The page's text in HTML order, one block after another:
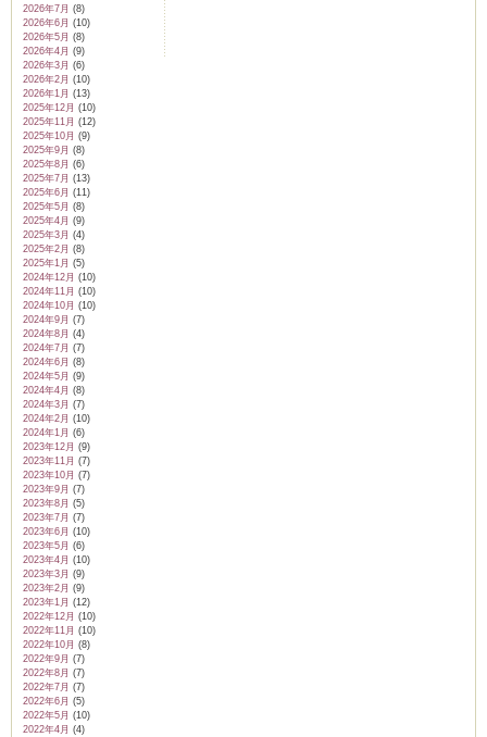
2026年7月 (8)
2026年6月 (10)
2026年5月 (8)
2026年4月 (9)
2026年3月 (6)
2026年2月 (10)
2026年1月 (13)
2025年12月 (10)
2025年11月 (12)
2025年10月 (9)
2025年9月 (8)
2025年8月 (6)
2025年7月 (13)
2025年6月 (11)
2025年5月 (8)
2025年4月 (9)
2025年3月 (4)
2025年2月 (8)
2025年1月 (5)
2024年12月 (10)
2024年11月 (10)
2024年10月 (10)
2024年9月 (7)
2024年8月 (4)
2024年7月 (7)
2024年6月 (8)
2024年5月 (9)
2024年4月 (8)
2024年3月 (7)
2024年2月 (10)
2024年1月 (6)
2023年12月 (9)
2023年11月 (7)
2023年10月 (7)
2023年9月 (7)
2023年8月 (5)
2023年7月 (7)
2023年6月 (10)
2023年5月 (6)
2023年4月 (10)
2023年3月 (9)
2023年2月 (9)
2023年1月 (12)
2022年12月 (10)
2022年11月 (10)
2022年10月 (8)
2022年9月 (7)
2022年8月 (7)
2022年7月 (7)
2022年6月 (5)
2022年5月 (10)
2022年4月 (4)